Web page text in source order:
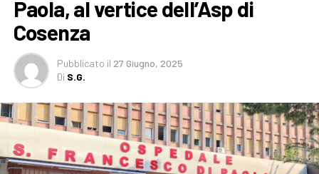
Paola, al vertice dell’Asp di
Cosenza
Pubblicato il 27 Giugno, 2025
Di S.G.